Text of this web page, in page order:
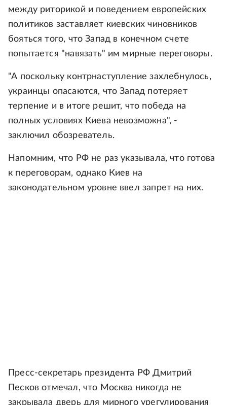
между риторикой и поведением европейских
политиков заставляет киевских чиновников
бояться того, что Запад в конечном счете
попытается "навязать" им мирные переговоры.
"А поскольку контрнаступление захлебнулось,
украинцы опасаются, что Запад потеряет
терпение и в итоге решит, что победа на
полных условиях Киева невозможна", -
заключил обозреватель.
Напомним, что РФ не раз указывала, что готова
к переговорам, однако Киев на
законодательном уровне ввел запрет на них.
Пресс-секретарь президента РФ Дмитрий
Песков отмечал, что Москва никогда не
закрывала дверь для мирного урегулирования